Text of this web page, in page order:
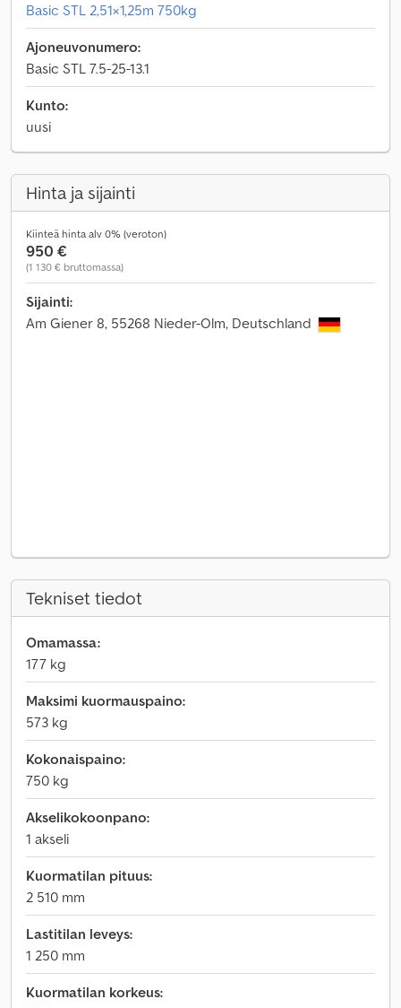
Basic STL 2,51×1,25m 750kg
Ajoneuvonumero:
Basic STL 7.5-25-13.1
Kunto:
uusi
Hinta ja sijainti
Kiinteä hinta alv 0% (veroton)
950 €
(1 130 € bruttomassa)
Sijainti:
Am Giener 8, 55268 Nieder-Olm, Deutschland
Tekniset tiedot
Omamassa:
177 kg
Maksimi kuormauspaino:
573 kg
Kokonaispaino:
750 kg
Akselikokoonpano:
1 akseli
Kuormatilan pituus:
2 510 mm
Lastitilan leveys:
1 250 mm
Kuormatilan korkeus: